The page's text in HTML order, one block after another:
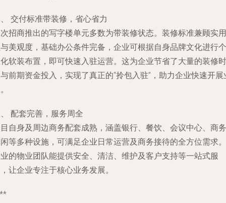
交付标准带装修，省心省力
招商推出的写字楼单元多数为带装修状态。装修标准兼顾实用
美观度，基础办公条件完备，企业可根据自身品牌文化进行个
软装布置，即可快速入驻运营。这为企业节省了大量的装修时
前期资金投入，实现了真正的“拎包入驻”，助力企业快速开展
配套完善，服务周全
自身及周边商务配套成熟，涵盖银行、餐饮、会议中心、商务
等多种设施，可满足企业日常运营及商务接待的全方位需求。
的物业团队能提供安全、清洁、维护及客户支持等一站式服
让企业专注于核心业务发展。